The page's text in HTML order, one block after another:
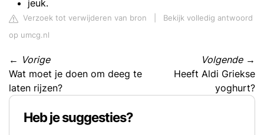
jeuk.
Verzoek tot verwijderen van bron
Bekijk volledig antwoord
op umcg.nl
← Vorige
Wat moet je doen om deeg te
laten rijzen?
Volgende→
Heeft Aldi Griekse
yoghurt?
Heb je suggesties?